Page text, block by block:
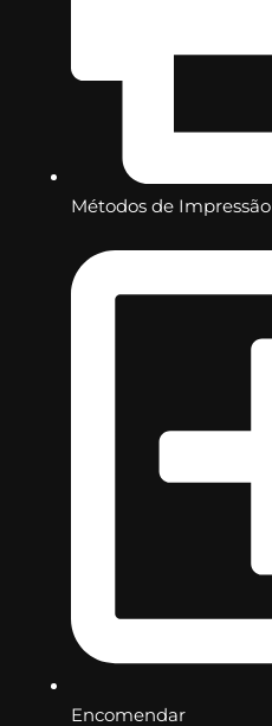
Métodos de Impressão
Encomendar